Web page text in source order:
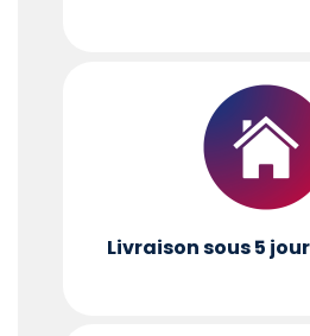
Livraison sous 5